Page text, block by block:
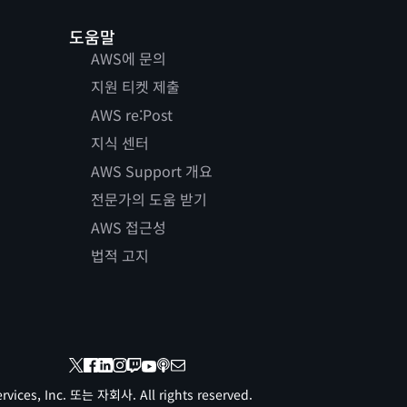
도움말
AWS에 문의
지원 티켓 제출
AWS re:Post
지식 센터
AWS Support 개요
전문가의 도움 받기
AWS 접근성
법적 고지
Inc. 또는 자회사. All rights reserved.